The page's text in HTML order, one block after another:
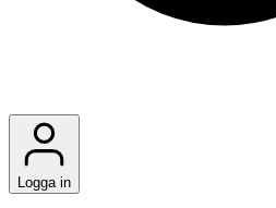
Logga in